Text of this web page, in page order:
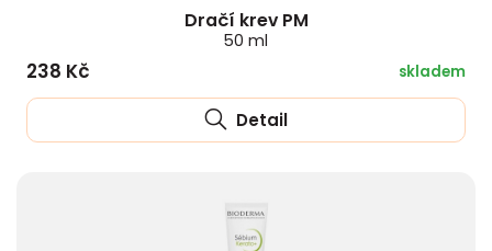
Dračí krev PM
50 ml
238 Kč skladem
Detail